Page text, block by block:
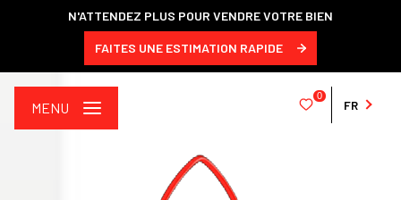
N'ATTENDEZ PLUS POUR VENDRE VOTRE BIEN
FAITES UNE ESTIMATION RAPIDE
0
FR
MENU